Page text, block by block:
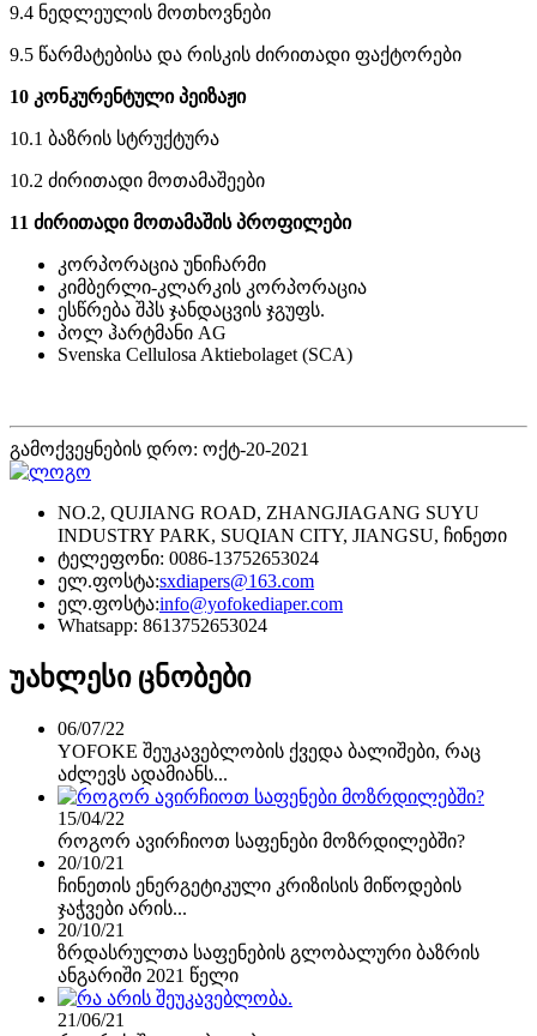
9.4 ნედლეულის მოთხოვნები
9.5 წარმატებისა და რისკის ძირითადი ფაქტორები
10 კონკურენტული პეიზაჟი
10.1 ბაზრის სტრუქტურა
10.2 ძირითადი მოთამაშეები
11 ძირითადი მოთამაშის პროფილები
კორპორაცია უნიჩარმი
კიმბერლი-კლარკის კორპორაცია
ესწრება შპს ჯანდაცვის ჯგუფს.
პოლ ჰარტმანი AG
Svenska Cellulosa Aktiebolaget (SCA)
გამოქვეყნების დრო: ოქტ-20-2021
NO.2, QUJIANG ROAD, ZHANGJIAGANG SUYU
INDUSTRY PARK, SUQIAN CITY, JIANGSU, ჩინეთი
ტელეფონი: 0086-13752653024
ელ.ფოსტა:sxdiapers@163.com
ელ.ფოსტა:info@yofokediaper.com
Whatsapp: 8613752653024
უახლესი ცნობები
06/07/22
YOFOKE შეუკავებლობის ქვედა ბალიშები, რაც
აძლევს ადამიანს...
15/04/22
როგორ ავირჩიოთ საფენები მოზრდილებში?
20/10/21
ჩინეთის ენერგეტიკული კრიზისის მიწოდების
ჯაჭვები არის...
20/10/21
ზრდასრულთა საფენების გლობალური ბაზრის
ანგარიში 2021 წელი
21/06/21